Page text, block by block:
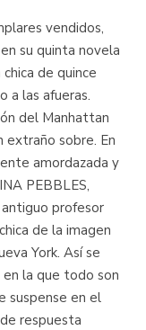
vendidos,
su quinta novela
de quince
a las afueras.
del Manhattan
extraño sobre. En
amordazada y
PEBBLES,
antiguo profesor
de la imagen
York. Así se
la que todo son
suspense en el
respuesta